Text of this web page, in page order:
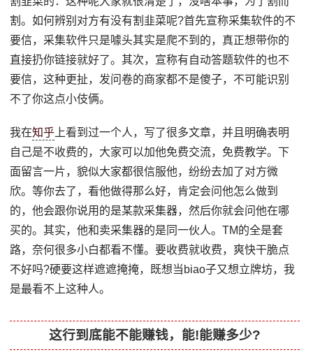
割。如何辨别对方有没有割韭菜呢?首先宣称采集软件的不
要信，采集软件只是噱头其实是爬不到的，真正想带你的
直接扔你链接就好了。其次，宣称有自动答题软件的也不
要信，这种更扯，发问卷的商家都不是傻子，不可能识别
不了你这点小伎俩。
我在知乎 上看到过一个人，写了很多文章，并且明确表明
自己是不收费的，大家可以加他免费交流，免费教学。下
面留言一片，貌似大家都很信服他，纷纷去加了对方微
欣。等你去了，看他做得那么好，肯定会问他怎么做到
的，他会跟你说用的是某款采集器，然后你就会问他在哪
买的。其实，他和卖采集器的是同一伙人。TM的全是套
路，奈何很多小白都看不懂。要收费就收费，爽快干脆点
不好吗?硬要这样遮遮掩掩，既想当biao子又想立牌坊，我
是最看不上这种人。
这行到底能不能赚钱，能!能赚多少?